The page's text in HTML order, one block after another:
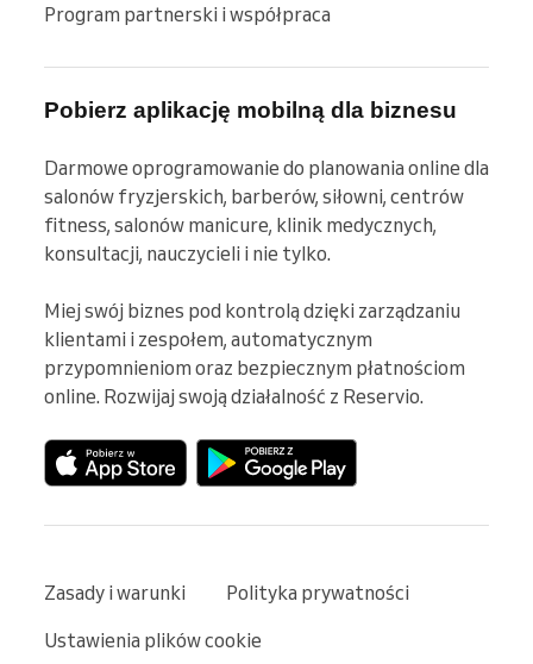
Program partnerski i współpraca
Pobierz aplikację mobilną dla biznesu
Darmowe oprogramowanie do planowania online dla
salonów fryzjerskich, barberów, siłowni, centrów
fitness, salonów manicure, klinik medycznych,
konsultacji, nauczycieli i nie tylko.
Miej swój biznes pod kontrolą dzięki zarządzaniu
klientami i zespołem, automatycznym
przypomnieniom oraz bezpiecznym płatnościom
online. Rozwijaj swoją działalność z Reservio.
Zasady i warunki
Polityka prywatności
Ustawienia plików cookie